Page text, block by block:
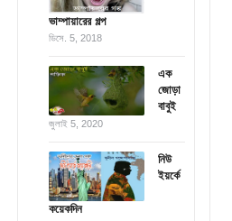
ভাম্পায়ারের গল্প
ডিসে. 5, 2018
এক
জোড়া
বাবুই
জুলাই 5, 2020
নিউ
ইয়র্কে
কয়েকদিন